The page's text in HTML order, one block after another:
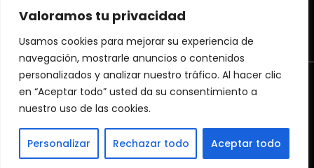
Valoramos tu privacidad
Usamos cookies para mejorar su experiencia de
navegación, mostrarle anuncios o contenidos
personalizados y analizar nuestro tráfico. Al hacer clic
en “Aceptar todo” usted da su consentimiento a
nuestro uso de las cookies.
Personalizar Rechazar todo Aceptar todo
Comercios, productores y distribuidores locales. Pagan
impuestos aquí, y dinamizan economía y empleo en tu
Aviso LegalPolítica de Privacidad
Política de Cookies
CERTIFICACIÓN 2026 MejorServicio.es
EspañaFranceÖsterreichDeutschland BelgiumItaliaPortugal